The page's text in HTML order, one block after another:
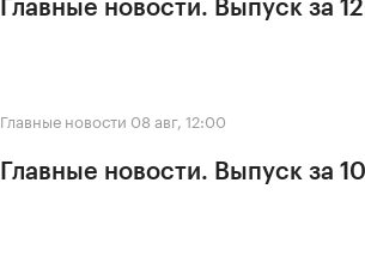
Главные новости. Выпуск за
Главные новости 08 авг, 12:00
Главные новости. Выпуск за